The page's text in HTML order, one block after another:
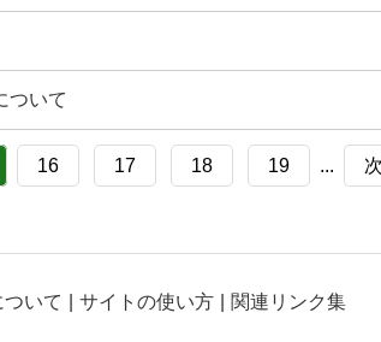
ついて
16 17 18 19 ...
いて サイトの使い方 関連リンク集